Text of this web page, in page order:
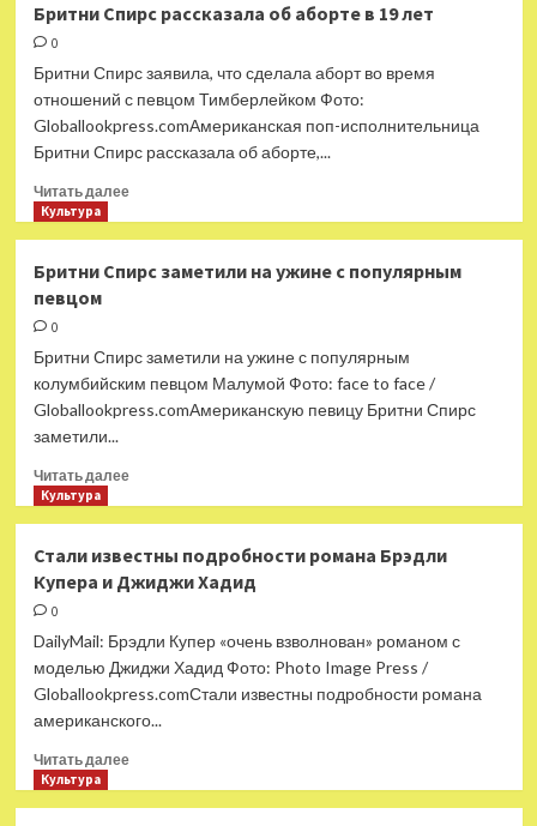
Бритни Спирс рассказала об аборте в 19 лет
0
Бритни Спирс заявила, что сделала аборт во время
отношений с певцом Тимберлейком Фото:
Globallookpress.comАмериканская поп-исполнительница
Бритни Спирс рассказала об аборте,...
Читать далееПрочитать
Спирс
в
19
лет
Культура
Бритни Спирс заметили на ужине с популярным
певцом
0
Бритни Спирс заметили на ужине с популярным
колумбийским певцом Малумой Фото: face to face /
Globallookpress.comАмериканскую певицу Бритни Спирс
заметили...
Читать далееПрочитать
Спирс
заметили
ужине
популярным
певцом
Культура
Стали известны подробности романа Брэдли
Купера и Джиджи Хадид
0
DailyMail: Брэдли Купер «очень взволнован» романом с
моделью Джиджи Хадид Фото: Photo Image Press /
Globallookpress.comСтали известны подробности романа
американского...
Читать далееПрочитать
Культура